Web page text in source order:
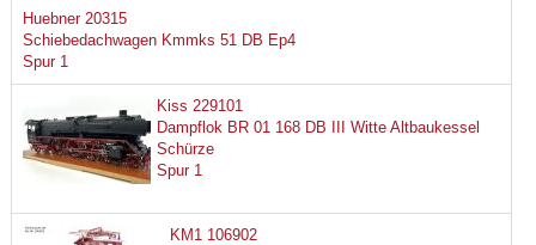
Huebner 20315
Schiebedachwagen Kmmks 51 DB Ep4
Spur 1
Kiss 229101
Dampflok BR 01 168 DB III Witte Altbaukessel
Schürze
Spur 1
KM1 106902